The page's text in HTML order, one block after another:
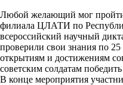
Любой желающий мог
филиала ЦЛАТИ по
всероссийский научный
проверили свои знания по
открытиям и достижениям
советским солдатам
В конце мероприятия